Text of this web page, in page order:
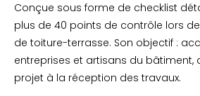
Conçue sous forme de checklist
plus de 40 points de contrôle lors
de toiture-terrasse. Son objectif :
entreprises et artisans du bâtiment,
projet à la réception des travaux.